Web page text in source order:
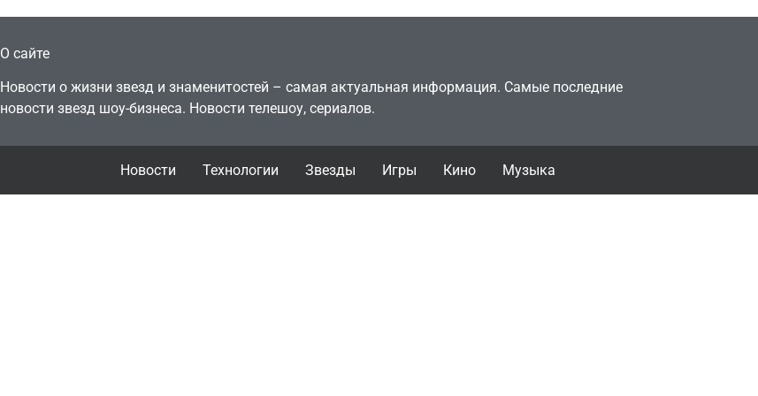
О сайте
Новости о жизни звезд и знаменитостей – самая актуальная информация. Самые последние
новости звезд шоу-бизнеса. Новости телешоу, сериалов.
Новости Технологии Звезды Игры Кино Музыка